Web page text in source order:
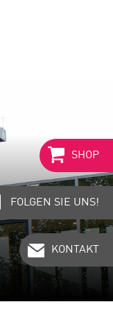
SHOP
FOLGEN SIE UNS!
KONTAKT